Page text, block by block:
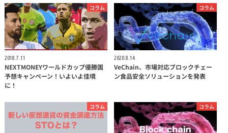
コラム
2018.7.11
NEXTMONEYワールドカップ優勝国
予想キャンペーン！いよいよ佳境
に！
コラム
2020.8.14
VeChain、市場対応ブロックチェー
ン食品安全ソリューションを発表
コラム コラム